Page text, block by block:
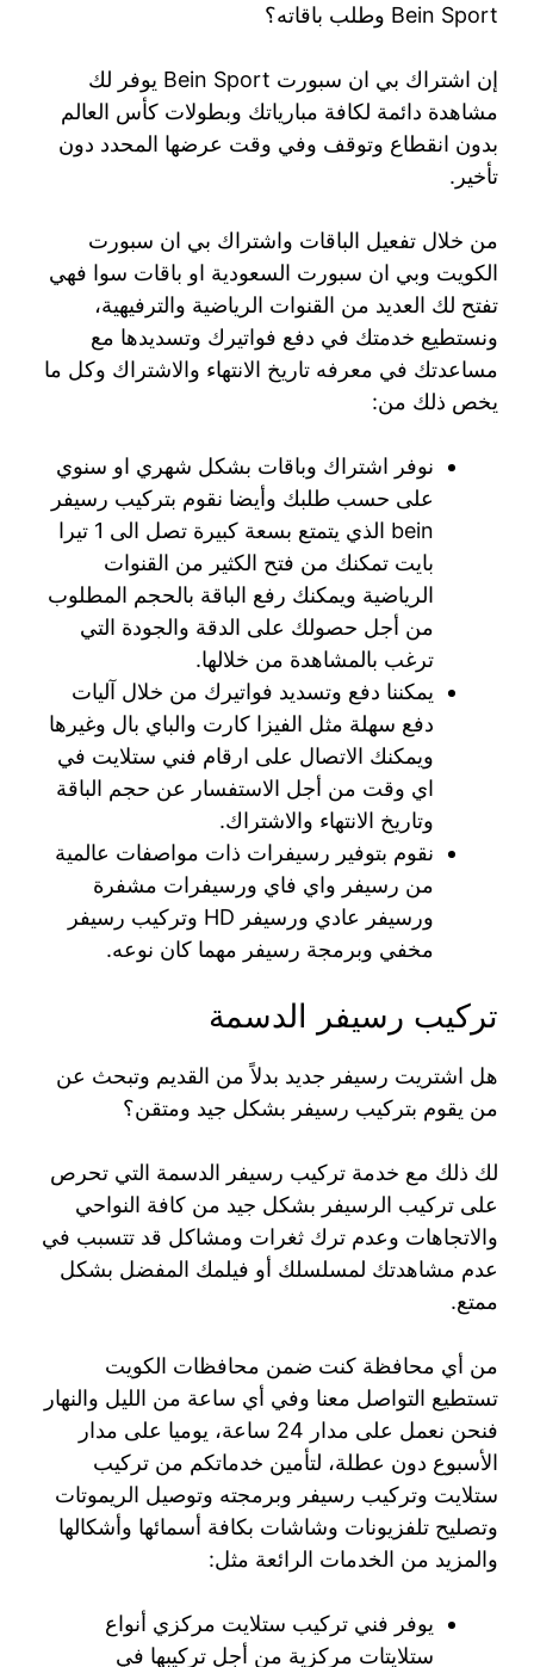
Bein Sport وطلب باقاته؟
إن اشتراك بي ان سبورت Bein Sport يوفر لك
مشاهدة دائمة لكافة مبارياتك وبطولات كأس العالم
بدون انقطاع وتوقف وفي وقت عرضها المحدد دون
تأخير.
من خلال تفعيل الباقات واشتراك بي ان سبورت
الكويت وبي ان سبورت السعودية او باقات سوا فهي
تفتح لك العديد من القنوات الرياضية والترفيهية،
ونستطيع خدمتك في دفع فواتيرك وتسديدها مع
مساعدتك في معرفه تاريخ الانتهاء والاشتراك وكل ما
يخص ذلك من:
نوفر اشتراك وباقات بشكل شهري او سنوي
على حسب طلبك وأيضا نقوم بتركيب رسيفر
bein الذي يتمتع بسعة كبيرة تصل الى 1 تيرا
بايت تمكنك من فتح الكثير من القنوات
الرياضية ويمكنك رفع الباقة بالحجم المطلوب
من أجل حصولك على الدقة والجودة التي
ترغب بالمشاهدة من خلالها.
يمكننا دفع وتسديد فواتيرك من خلال آليات
دفع سهلة مثل الفيزا كارت والباي بال وغيرها
ويمكنك الاتصال على ارقام فني ستلايت في
اي وقت من أجل الاستفسار عن حجم الباقة
وتاريخ الانتهاء والاشتراك.
نقوم بتوفير رسيفرات ذات مواصفات عالمية
من رسيفر واي فاي ورسيفرات مشفرة
ورسيفر عادي ورسيفر HD وتركيب رسيفر
مخفي وبرمجة رسيفر مهما كان نوعه.
تركيب رسيفر الدسمة
هل اشتريت رسيفر جديد بدلاً من القديم وتبحث عن
من يقوم بتركيب رسيفر بشكل جيد ومتقن؟
لك ذلك مع خدمة تركيب رسيفر الدسمة التي تحرص
على تركيب الرسيفر بشكل جيد من كافة النواحي
والاتجاهات وعدم ترك ثغرات ومشاكل قد تتسبب في
عدم مشاهدتك لمسلسلك أو فيلمك المفضل بشكل
ممتع.
من أي محافظة كنت ضمن محافظات الكويت
تستطيع التواصل معنا وفي أي ساعة من الليل والنهار
فنحن نعمل على مدار 24 ساعة، يوميا على مدار
الأسبوع دون عطلة، لتأمين خدماتكم من تركيب
ستلايت وتركيب رسيفر وبرمجته وتوصيل الريموتات
وتصليح تلفزيونات وشاشات بكافة أسمائها وأشكالها
والمزيد من الخدمات الرائعة مثل:
يوفر فني تركيب ستلايت مركزي أنواع
ستلايتات مركزية من أجل تركيبها في